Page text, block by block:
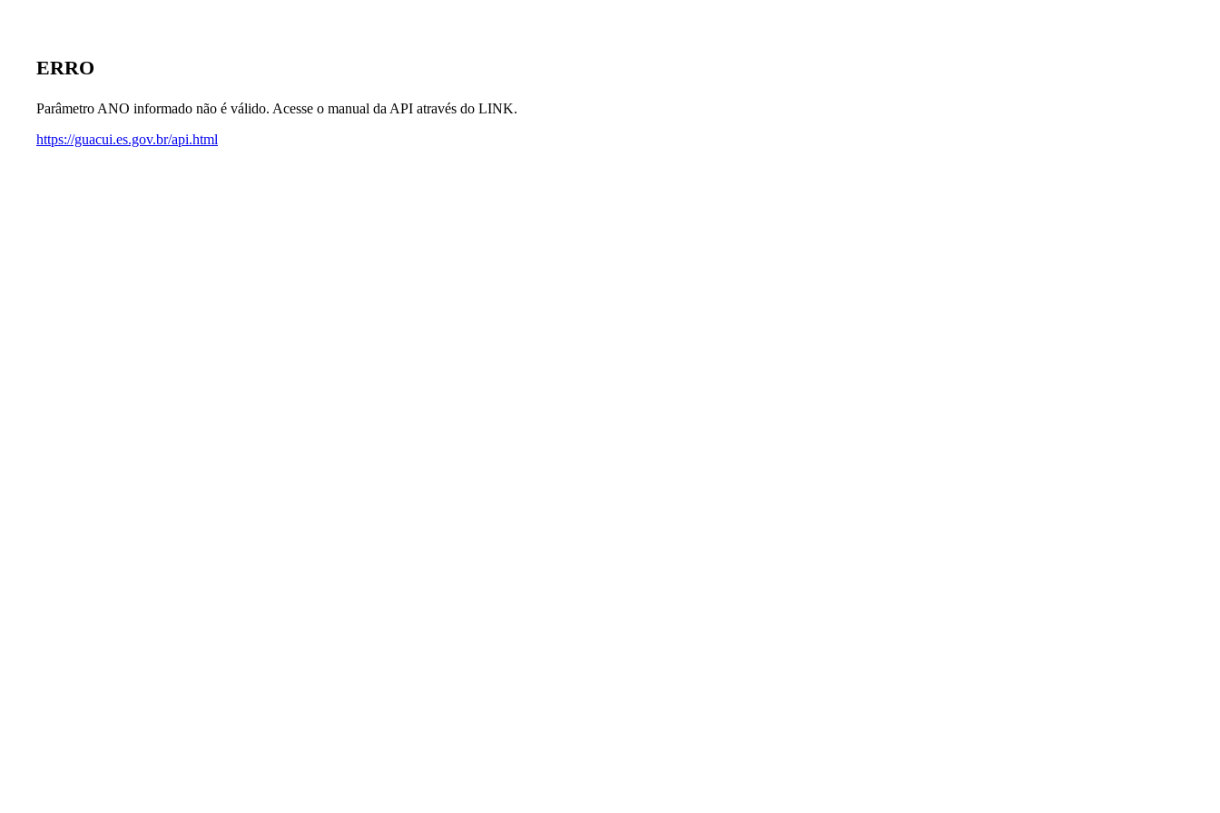
ERRO
Parâmetro ANO informado não é válido. Acesse o manual da API através do LINK.
https://guacui.es.gov.br/api.html